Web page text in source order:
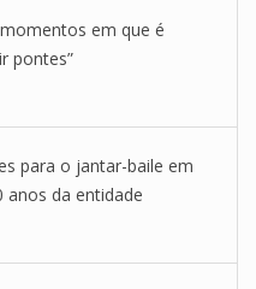
em que é
pontes”
para o jantar-baile em
da entidade